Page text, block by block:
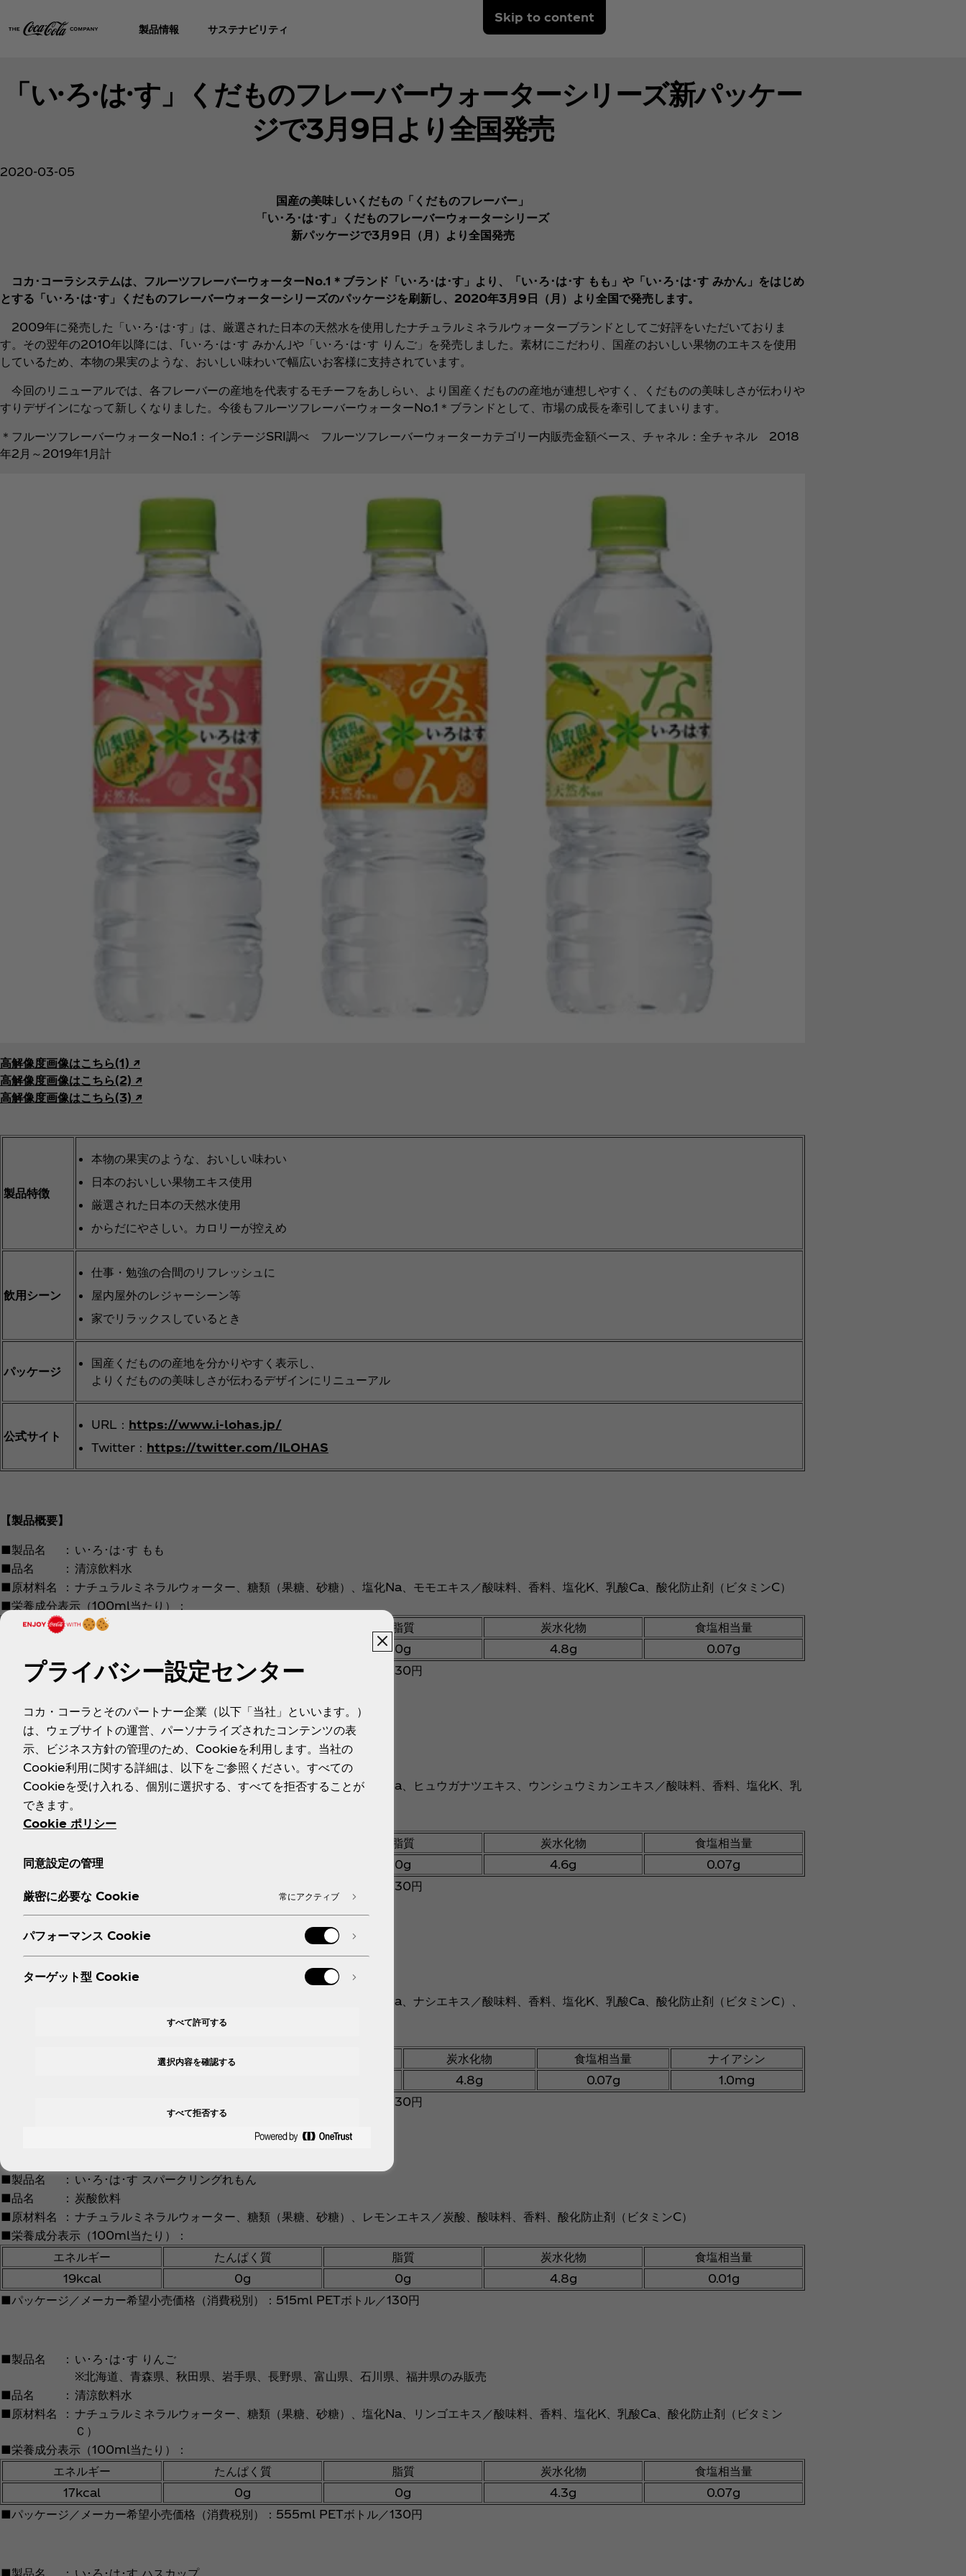
Skip to content
製品情報 サステナビリティ
「い·ろ·は·す」くだものフレーバーウォーターシリーズ新パッケー
ジで3月9日より全国発売
2020-03-05
国産の美味しいくだもの「くだものフレーバー」
「い･ろ･は･す」くだものフレーバーウォーターシリーズ
新パッケージで3月9日（月）より全国発売
コカ･コーラシステムは、フルーツフレーバーウォーターNo.1＊ブランド「い･ろ･は･す」より、「い･ろ･は･す もも」や「い･ろ･は･す みかん」をはじめ
とする「い･ろ･は･す」くだものフレーバーウォーターシリーズのパッケージを刷新し、2020年3月9日（月）より全国で発売します。
2009年に発売した「い･ろ･は･す」は、厳選された日本の天然水を使用したナチュラルミネラルウォーターブランドとしてご好評をいただいておりま
す。その翌年の2010年以降には、｢い･ろ･は･す みかん｣や「い･ろ･は･す りんご」を発売しました。素材にこだわり、国産のおいしい果物のエキスを使用
しているため、本物の果実のような、おいしい味わいで幅広いお客様に支持されています。
今回のリニューアルでは、各フレーバーの産地を代表するモチーフをあしらい、より国産くだものの産地が連想しやすく、くだものの美味しさが伝わりや
すりデザインになって新しくなりました。今後もフルーツフレーバーウォーターNo.1＊ブランドとして、市場の成長を牽引してまいります。
＊フルーツフレーバーウォーターNo.1：インテージSRI調べ フルーツフレーバーウォーターカテゴリー内販売金額ベース、チャネル：全チャネル 2018
年2月～2019年1月計
高解像度画像はこちら(1) ↗︎
高解像度画像はこちら(2) ↗︎
高解像度画像はこちら(3) ↗︎
製品特徴
本物の果実のような、おいしい味わい
日本のおいしい果物エキス使用
厳選された日本の天然水使用
からだにやさしい。カロリーが控えめ
飲用シーン
仕事・勉強の合間のリフレッシュに
屋内屋外のレジャーシーン等
家でリラックスしているとき
パッケージ
国産くだものの産地を分かりやすく表示し、
よりくだものの美味しさが伝わるデザインにリニューアル
公式サイト
URL： https://www.i-lohas.jp/
Twitter： https://twitter.com/ILOHAS
【製品概要】
■製品名 ： い･ろ･は･す もも
■品名
： 清涼飲料水
■原材料名
： ナチュラルミネラルウォーター、糖類（果糖、砂糖）、塩化Na、モモエキス／酸味料、香料、塩化K、乳酸Ca、酸化防止剤（ビタミンC）
■栄養成分表示（100ml当たり）：
エネルギー
脂質 炭水化物
食塩相当量
0g 4.8g
0.07g
■パッケージ／メーカー希望小売価格（消費税別）：555ml PETボトル／130円
■製品名 ：い･ろ･は･す みかん
■品名
：清涼飲料水
■原材料名 ：ナチュラルミネラルウォーター、糖類（果糖、砂糖）、塩化Na、ヒュウガナツエキス、ウンシュウミカンエキス／酸味料、香料、塩化K、乳
■栄養成分表示（100ml当たり）：
脂質 炭水化物
食塩相当量
18kcal
0g 4.6g
0.07g
■パッケージ／メーカー希望小売価格（消費税別）：555ml PETボトル／130円
■販売地域：全国
■品名
： 清涼飲料水
ナチュラルミネラルウォーター、糖類（果糖、砂糖）、塩化Na、ナシエキス／酸味料、香料、塩化K、乳酸Ca、酸化防止剤（ビタミンC）、
たんぱく質 炭水化物 食塩相当量
ナイアシン
4.8g 0.07g
1.0mg
■パッケージ／メーカー希望小売価格（消費税別）：555ml PETボトル／130円
■製品名 ： い･ろ･は･す スパークリングれもん
■品名
： 炭酸飲料
■原材料名
： ナチュラルミネラルウォーター、糖類（果糖、砂糖）、レモンエキス／炭酸、酸味料、香料、酸化防止剤（ビタミンC）
■栄養成分表示（100ml当たり）：
エネルギー
たんぱく質 脂質 炭水化物
食塩相当量
19kcal
0g 0g 4.8g
0.01g
■パッケージ／メーカー希望小売価格（消費税別）：515ml PETボトル／130円
■製品名 ： い･ろ･は･す りんご
※北海道、青森県、秋田県、岩手県、長野県、富山県、石川県、福井県のみ販売
■品名
： 清涼飲料水
■原材料名
： ナチュラルミネラルウォーター、糖類（果糖、砂糖）、塩化Na、リンゴエキス／酸味料、香料、塩化K、乳酸Ca、酸化防止剤（ビタミン
Ｃ）
■栄養成分表示（100ml当たり）：
エネルギー
たんぱく質 脂質 炭水化物
食塩相当量
17kcal
0g 0g 4.3g
0.07g
■パッケージ／メーカー希望小売価格（消費税別）：555ml PETボトル／130円
■製品名 ： い･ろ･は･す ハスカップ
プライバシー設定センター
コカ・コーラとそのパートナー企業（以下「当社」といいます。）
は、ウェブサイトの運営、パーソナライズされたコンテンツの表
示、ビジネス方針の管理のため、Cookieを利用します。当社の
Cookie利用に関する詳細は、以下をご参照ください。すべての
Cookieを受け入れる、個別に選択する、すべてを拒否することが
できます。
Cookie ポリシー
同意設定の管理
厳密に必要な Cookie 常にアクティブ
パフォーマンス Cookie
ターゲット型 Cookie
すべて許可する
すべて拒否する
選択内容を確認する